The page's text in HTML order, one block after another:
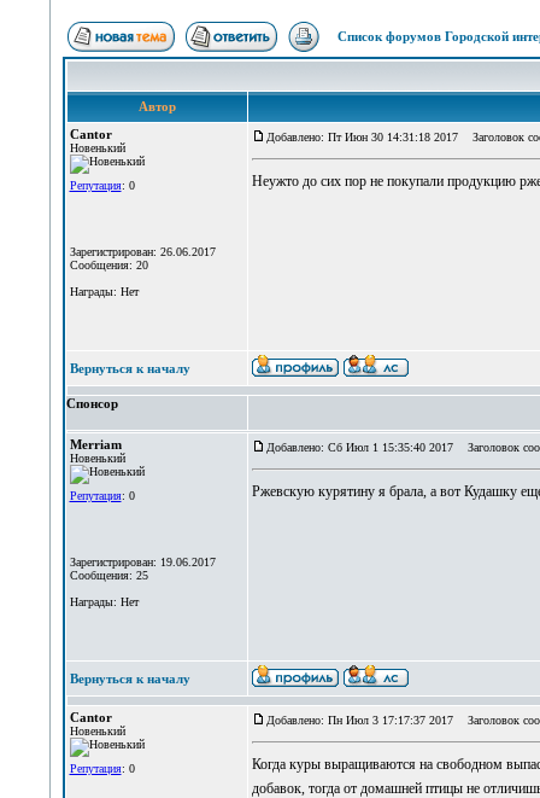
Список форумов Городской
Автор
Cantor
Новенький
Репутация: 0
Зарегистрирован: 26.06.2017
Сообщения: 20
Награды: Нет
Добавлено: Пт Июн 30 14:31:18 2017 Заголовок
Неужто до сих пор не покупали продукцию
Вернуться к началу
Спонсор
Merriam
Новенький
Репутация: 0
Зарегистрирован: 19.06.2017
Сообщения: 25
Награды: Нет
Добавлено: Сб Июл 1 15:35:40 2017 Заголовок
Ржевскую курятину я брала, а вот Кудашку
Вернуться к началу
Cantor
Новенький
Репутация: 0
Добавлено: Пн Июл 3 17:17:37 2017 Заголовок
Когда куры выращиваются на свободном
добавок, тогда от домашней птицы не